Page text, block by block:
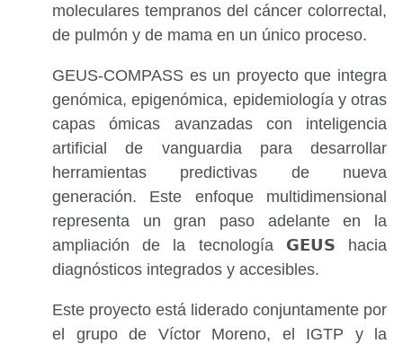
moleculares tempranos del cáncer colorrectal,
de pulmón y de mama en un único proceso.
GEUS-COMPASS es un proyecto que integra
genómica, epigenómica, epidemiología y otras
capas ómicas avanzadas con inteligencia
artificial de vanguardia para desarrollar
herramientas predictivas de nueva
generación. Este enfoque multidimensional
representa un gran paso adelante en la
ampliación de la tecnología 𝗚𝗘𝗨𝗦 hacia
diagnósticos integrados y accesibles.
Este proyecto está liderado conjuntamente por
el grupo de Víctor Moreno, el IGTP y la